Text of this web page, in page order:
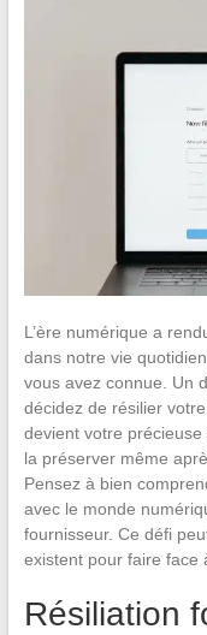
L’ère numérique a
dans notre vie
vous avez connue. Un
décidez de résilier
devient votre
la préserver même
Pensez à bien
avec le monde
fournisseur. Ce défi
existent pour faire face
Résiliation